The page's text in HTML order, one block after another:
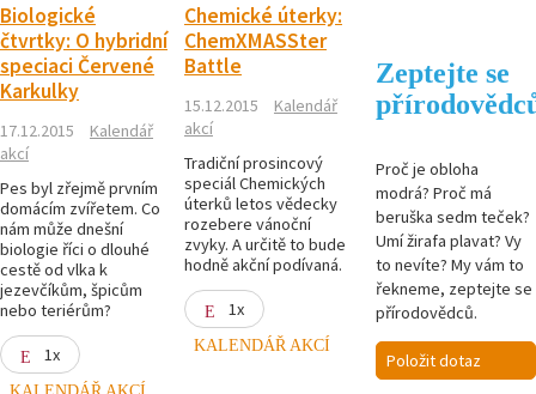
Biologické
čtvrtky: O hybridní
speciaci Červené
Karkulky
17.12.2015
Kalendář
akcí
Pes byl zřejmě prvním
domácím zvířetem. Co
nám může dnešní
biologie říci o dlouhé
cestě od vlka k
jezevčíkům, špicům
nebo teriérům?
1x
Chemické úterky:
ChemXMASSter
Battle
15.12.2015
Kalendář
akcí
Tradiční prosincový
speciál Chemických
úterků letos vědecky
rozebere vánoční
zvyky. A určitě to bude
hodně akční podívaná.
1x
KALENDÁŘ AKCÍ
Zeptejte se
Proč je obloha
modrá? Proč má
beruška sedm teček?
Umí žirafa plavat? Vy
to nevíte? My vám to
řekneme, zeptejte se
přírodovědců.
Položit dotaz